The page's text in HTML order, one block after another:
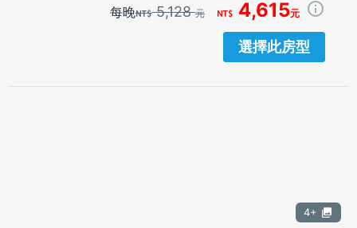
每晚 5,128元 4,615元
選擇此房型
4+